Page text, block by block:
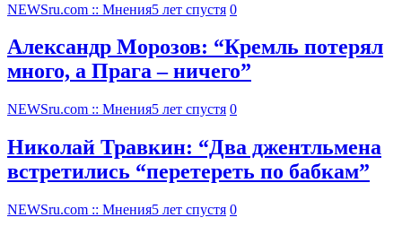
NEWSru.com :: Мнения5 лет спустя 0
Александр Морозов: “Кремль потерял
много, а Прага – ничего”
NEWSru.com :: Мнения5 лет спустя 0
Николай Травкин: “Два джентльмена
встретились “перетереть по бабкам”
NEWSru.com :: Мнения5 лет спустя 0